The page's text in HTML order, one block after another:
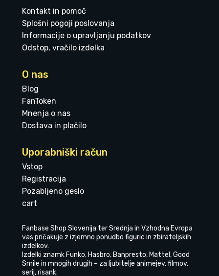
Kontakt in pomoč
Splošni pogoji poslovanja
Informacije o upravljanju podatkov
Odstop, vračilo izdelka
O nas
Blog
FanToken
Mnenja o nas
Dostava in plačilo
Uporabniški račun
Vstop
Registracija
Pozabljeno geslo
cart
Fanbase Shop Slovenija ter Srednja in Vzhodna Evropa
vas pričakuje z izjemno ponudbo figuric in zbirateljskih
izdelkov.
Izdelki znamk Funko, Hasbro, Banpresto, Mattel, Good
Smile in mnogih drugih – za ljubitelje animejev, filmov,
serij, risank.